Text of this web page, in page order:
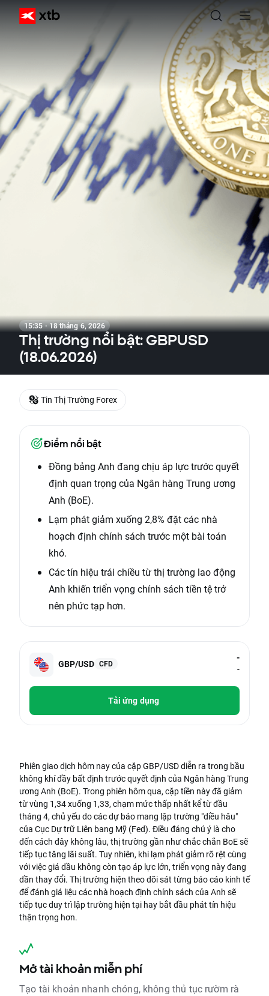
15:35 · 18 tháng 6, 2026
Thị trường nổi bật: GBPUSD
(18.06.2026)
Điểm nổi bật
Đồng bảng Anh đang chịu áp lực trước quyết
định quan trọng của Ngân hàng Trung ương
Anh (BoE).
Lạm phát giảm xuống 2,8% đặt các nhà
hoạch định chính sách trước một bài toán
khó.
Các tín hiệu trái chiều từ thị trường lao động
Anh khiến triển vọng chính sách tiền tệ trở
nên phức tạp hơn.
GBP/USD CFD
-
-
Tải ứng dụng
Phiên giao dịch hôm nay của cặp GBP/USD diễn ra trong bầu
không khí đầy bất định trước quyết định của Ngân hàng Trung
ương Anh (BoE). Trong phiên hôm qua, cặp tiền này đã giảm
từ vùng 1,34 xuống 1,33, chạm mức thấp nhất kể từ đầu
tháng 4, chủ yếu do các dự báo mang lập trường "diều hâu"
của Cục Dự trữ Liên bang Mỹ (Fed). Điều đáng chú ý là cho
đến cách đây không lâu, thị trường gần như chắc chắn BoE sẽ
tiếp tục tăng lãi suất. Tuy nhiên, khi lạm phát giảm rõ rệt cùng
với việc giá dầu không còn tạo áp lực lớn, triển vọng này đang
dần thay đổi. Thị trường hiện theo dõi sát từng báo cáo kinh tế
để đánh giá liệu các nhà hoạch định chính sách của Anh sẽ
tiếp tục duy trì lập trường hiện tại hay bắt đầu phát tín hiệu
thận trọng hơn.
Mở tài khoản miễn phí
Tạo tài khoản nhanh chóng, không thủ tục rườm rà
Tin Thị Trường Forex